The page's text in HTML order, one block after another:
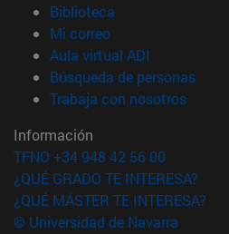
Biblioteca
Mi correo(abre en nueva
Aula virtual ADI
Búsqueda de personas
Trabaja con nosotros(abre
Información
TFNO +34 948 42 56 00
¿QUÉ GRADO TE INTERESA?
¿QUÉ MÁSTER TE INTERESA?
© Universidad de Navarra